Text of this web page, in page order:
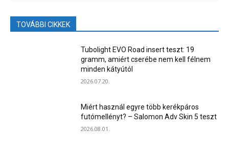
TOVÁBBI CIKKEK
Tubolight EVO Road insert teszt: 19
gramm, amiért cserébe nem kell félnem
minden kátyútól
2026.07.20.
Miért használ egyre több kerékpáros
futómellényt? – Salomon Adv Skin 5 teszt
2026.08.01.